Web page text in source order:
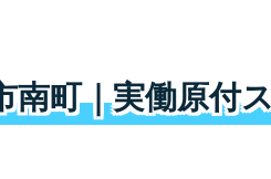
南町｜実働原付